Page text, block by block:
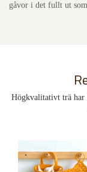
gåvor i det fullt ut
Högkvalitativt trä har